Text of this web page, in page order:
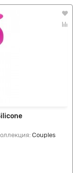
Couples